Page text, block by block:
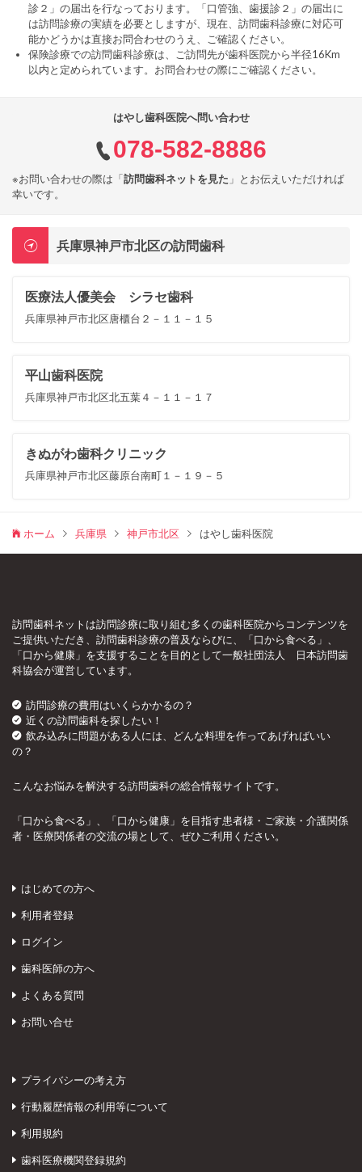
診２」の届出を行なっております。「口管強、歯援診２」の届出に
は訪問診療の実績を必要としますが、現在、訪問歯科診療に対応可
能かどうかは直接お問合わせのうえ、ご確認ください。
保険診療での訪問歯科診療は、ご訪問先が歯科医院から半径16Km
以内と定められています。お問合わせの際にご確認ください。
はやし歯科医院へ問い合わせ
078-582-8886
※お問い合わせの際は「訪問歯科ネットを見た 」とお伝えいただければ
幸いです。
兵庫県神戸市北区の訪問歯科
医療法人優美会 シラセ歯科
兵庫県神戸市北区唐櫃台２－１１－１５
平山歯科医院
兵庫県神戸市北区北五葉４－１１－１７
きぬがわ歯科クリニック
兵庫県神戸市北区藤原台南町１－１９－５
ホーム 兵庫県 神戸市北区 はやし歯科医院
訪問歯科ネットは訪問診療に取り組む多くの歯科医院からコンテンツを
ご提供いただき、訪問歯科診療の普及ならびに、「口から食べる」、
「口から健康」を支援することを目的として一般社団法人 日本訪問歯
科協会が運営しています。
訪問診療の費用はいくらかかるの？
近くの訪問歯科を探したい！
飲み込みに問題がある人には、どんな料理を作ってあげればいい
の？
こんなお悩みを解決する訪問歯科の総合情報サイトです。
「口から食べる」、「口から健康」を目指す患者様・ご家族・介護関係
者・医療関係者の交流の場として、ぜひご利用ください。
はじめての方へ
利用者登録
ログイン
歯科医師の方へ
よくある質問
お問い合せ
プライバシーの考え方
行動履歴情報の利用等について
利用規約
歯科医療機関登録規約